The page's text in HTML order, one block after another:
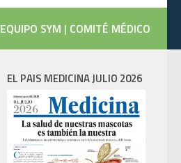
EQUIPO SYM | COMITÉ MÉDICO
EL PAIS MEDICINA JULIO 2026